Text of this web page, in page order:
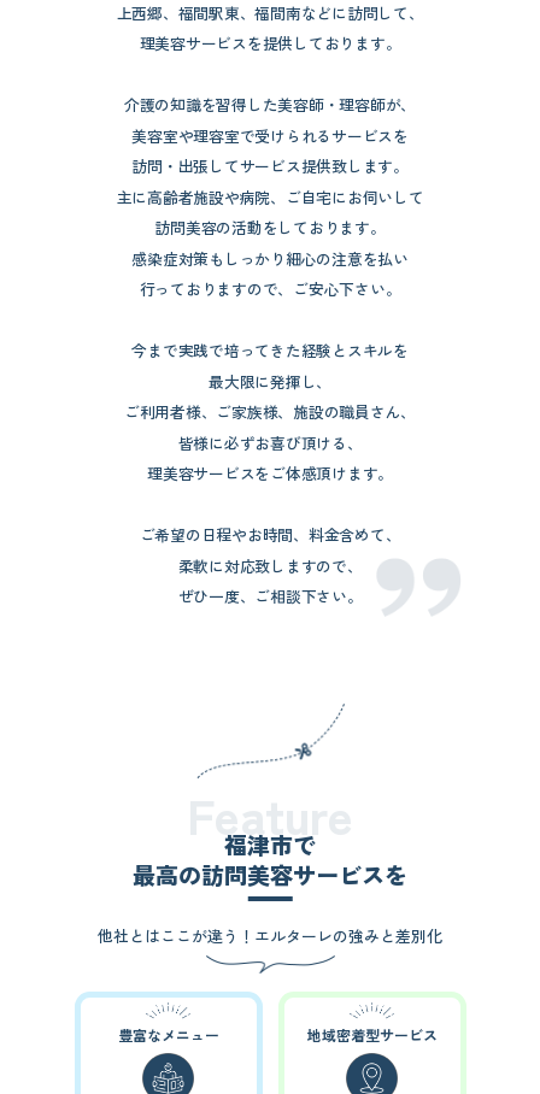
上西郷、福間駅東、福間南などに訪問して、
理美容サービスを提供しております。
介護の知識を習得した美容師・理容師が、
美容室や理容室で受けられるサービスを
訪問・出張してサービス提供致します。
主に高齢者施設や病院、ご自宅にお伺いして
訪問美容の活動をしております。
感染症対策もしっかり細心の注意を払い
行っておりますので、ご安心下さい。
今まで実践で培ってきた経験とスキルを
最大限に発揮し、
ご利用者様、ご家族様、施設の職員さん、
皆様に必ずお喜び頂ける、
理美容サービスをご体感頂けます。
ご希望の日程やお時間、料金含めて、
柔軟に対応致しますので、
ぜひ一度、ご相談下さい。
福津市で
最高の訪問美容サービスを
他社とはここが違う！エルターレの強みと差別化
豊富なメニュー 地域密着型サービス